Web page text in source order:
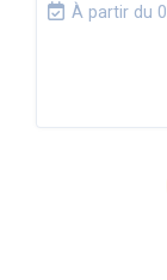
À partir du